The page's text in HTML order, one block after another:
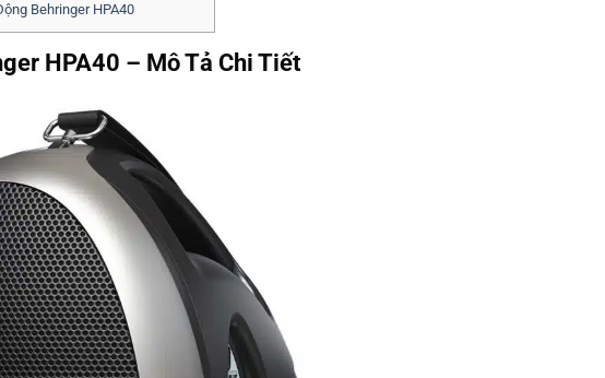
Behringer HPA40
HPA40 – Mô Tả Chi Tiết